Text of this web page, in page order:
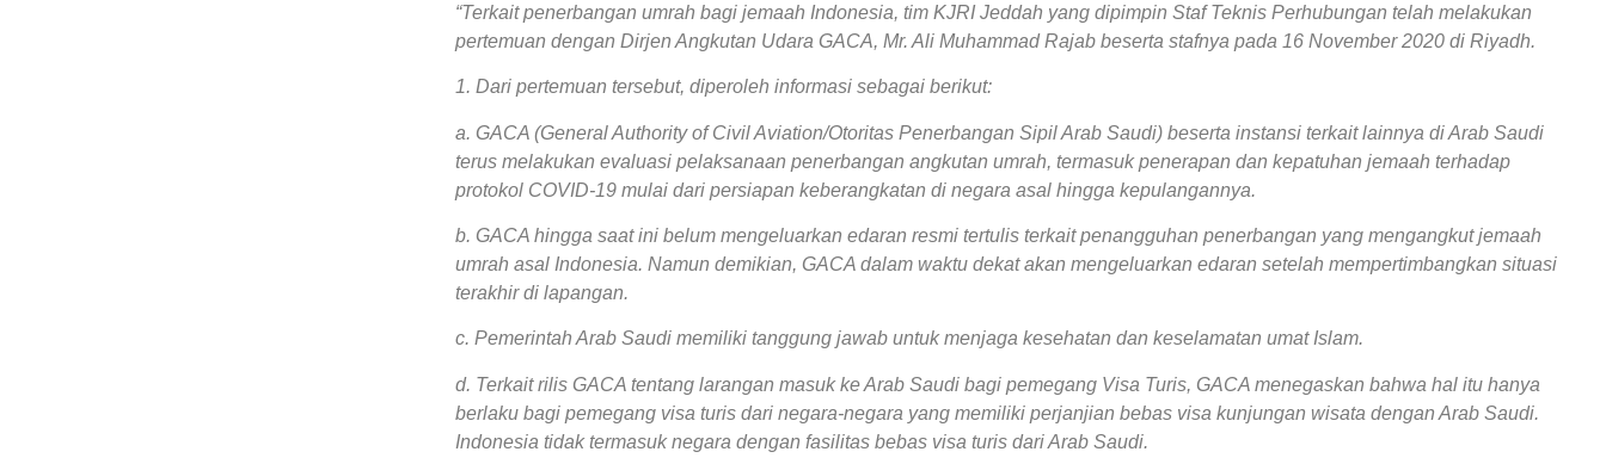
“Terkait penerbangan umrah bagi jemaah Indonesia, tim KJRI Jeddah yang dipimpin Staf Teknis Perhubungan telah melakukan
pertemuan dengan Dirjen Angkutan Udara GACA, Mr. Ali Muhammad Rajab beserta stafnya pada 16 November 2020 di Riyadh.
1. Dari pertemuan tersebut, diperoleh informasi sebagai berikut:
a. GACA (General Authority of Civil Aviation/Otoritas Penerbangan Sipil Arab Saudi) beserta instansi terkait lainnya di Arab Saudi
terus melakukan evaluasi pelaksanaan penerbangan angkutan umrah, termasuk penerapan dan kepatuhan jemaah terhadap
protokol COVID-19 mulai dari persiapan keberangkatan di negara asal hingga kepulangannya.
b. GACA hingga saat ini belum mengeluarkan edaran resmi tertulis terkait penangguhan penerbangan yang mengangkut jemaah
umrah asal Indonesia. Namun demikian, GACA dalam waktu dekat akan mengeluarkan edaran setelah mempertimbangkan situasi
terakhir di lapangan.
c. Pemerintah Arab Saudi memiliki tanggung jawab untuk menjaga kesehatan dan keselamatan umat Islam.
d. Terkait rilis GACA tentang larangan masuk ke Arab Saudi bagi pemegang Visa Turis, GACA menegaskan bahwa hal itu hanya
berlaku bagi pemegang visa turis dari negara-negara yang memiliki perjanjian bebas visa kunjungan wisata dengan Arab Saudi.
Indonesia tidak termasuk negara dengan fasilitas bebas visa turis dari Arab Saudi.